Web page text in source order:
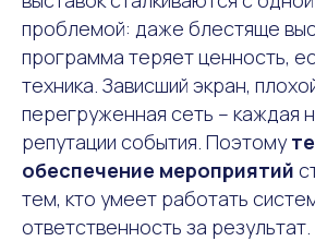
проблемой: даже блестяще
программа теряет ценность,
техника. Зависший экран,
перегруженная сеть – каждая
репутации события. Поэтому
обеспечение мероприятий
тем, кто умеет работать
ответственность за результат.